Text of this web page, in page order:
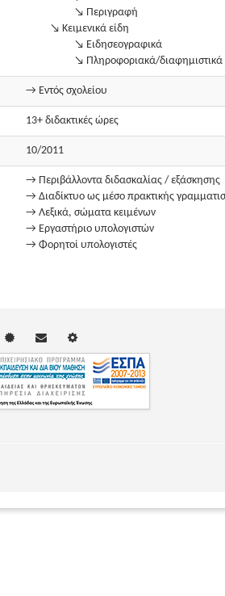
↘ Περιγραφή
↘ Κειμενικά είδη
↘ Ειδησεογραφικά
↘ Πληροφοριακά/διαφημιστικά
→ Εντός σχολείου
13+ διδακτικές ώρες
10/2011
→ Περιβάλλοντα διδασκαλίας / εξάσκησης
→ Διαδίκτυο ως μέσο πρακτικής
→ Λεξικά, σώματα κειμένων
→ Εργαστήριο υπολογιστών
→ Φορητοί υπολογιστές